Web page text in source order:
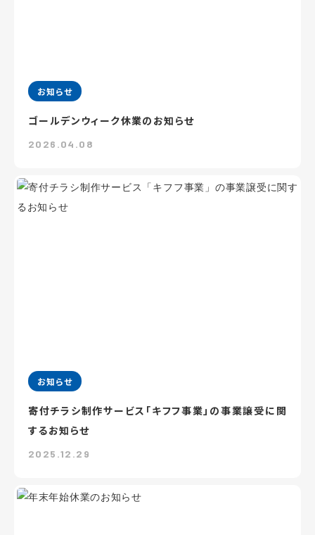
お知らせ
ゴールデンウィーク休業のお知らせ
2026.04.08
お知らせ
寄付チラシ制作サービス「キフフ事業」の事業譲受に関
するお知らせ
2025.12.29